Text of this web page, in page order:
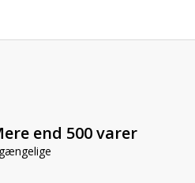
end 500 varer